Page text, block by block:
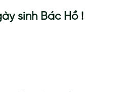
sinh Bác Hồ !